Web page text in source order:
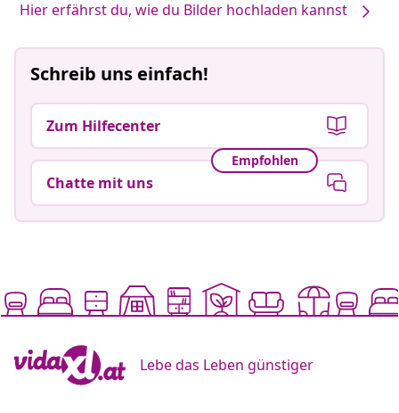
Hier erfährst du, wie du Bilder hochladen kannst
Schreib uns einfach!
Zum Hilfecenter
Empfohlen
Chatte mit uns
Lebe das Leben günstiger